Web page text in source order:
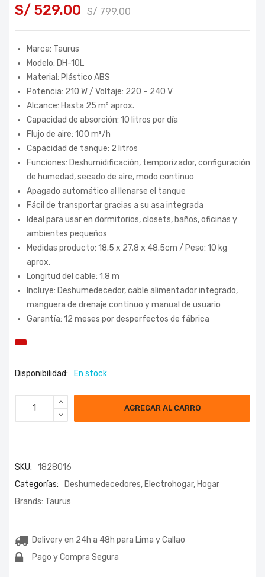
S/799.00
S/ 529.00
Marca: Taurus
Modelo: DH-10L
Material: Plástico ABS
Potencia: 210 W / Voltaje: 220 – 240 V
Alcance: Hasta 25 m² aprox.
Capacidad de absorción: 10 litros por día
Flujo de aire: 100 m³/h
Capacidad de tanque: 2 litros
Funciones: Deshumidificación, temporizador, configuración
de humedad, secado de aire, modo continuo
Apagado automático al llenarse el tanque
Fácil de transportar gracias a su asa integrada
Ideal para usar en dormitorios, closets, baños, oficinas y
ambientes pequeños
Medidas producto: 18.5 x 27.8 x 48.5cm / Peso: 10 kg
aprox.
Longitud del cable: 1.8 m
Incluye: Deshumedecedor, cable alimentador integrado,
manguera de drenaje continuo y manual de usuario
Garantía: 12 meses por desperfectos de fábrica
Disponibilidad: En stock
AGREGAR AL CARRO
SKU:
1828016
Categorías:
Deshumedecedores, Electrohogar, Hogar
Brands: Taurus
Delivery en 24h a 48h para Lima y Callao
Pago y Compra Segura